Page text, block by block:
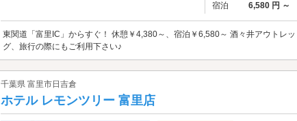
宿泊
6,580 円 ～
東関道「富里IC」からすぐ！ 休憩￥4,380～、宿泊￥6,580～ 酒々井アウトレ
グ、旅行の際にもご利用下さい♪
千葉県 富里市日吉倉
ホテル レモンツリー 富里店